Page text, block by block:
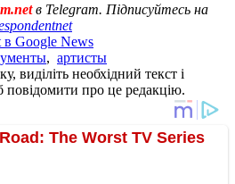
в Telegram. Підписуйтесь на
в Google News
, артисты
виділіть необхідний текст і
повідомити про це редакцію.